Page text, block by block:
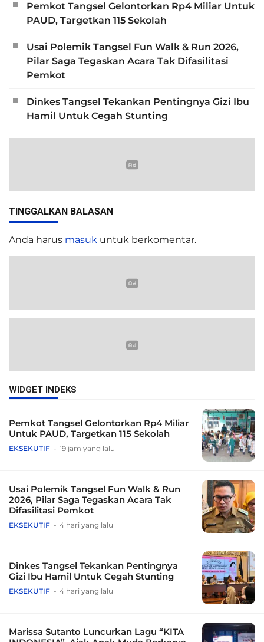
Pemkot Tangsel Gelontorkan Rp4 Miliar Untuk
PAUD, Targetkan 115 Sekolah
Usai Polemik Tangsel Fun Walk & Run 2026,
Pilar Saga Tegaskan Acara Tak Difasilitasi
Pemkot
Dinkes Tangsel Tekankan Pentingnya Gizi Ibu
Hamil Untuk Cegah Stunting
TINGGALKAN BALASAN
Anda harus masuk untuk berkomentar.
WIDGET INDEKS
Pemkot Tangsel Gelontorkan Rp4 Miliar
Untuk PAUD, Targetkan 115 Sekolah
EKSEKUTIF 19 jam yang lalu
Usai Polemik Tangsel Fun Walk & Run
2026, Pilar Saga Tegaskan Acara Tak
Difasilitasi Pemkot
EKSEKUTIF 4 hari yang lalu
Dinkes Tangsel Tekankan Pentingnya
Gizi Ibu Hamil Untuk Cegah Stunting
EKSEKUTIF 4 hari yang lalu
Marissa Sutanto Luncurkan Lagu “KITA